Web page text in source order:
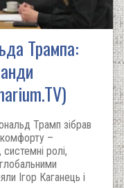
Трампа:
Трамп зібрав
комфорту –
ролі,
Ігор Каганець і